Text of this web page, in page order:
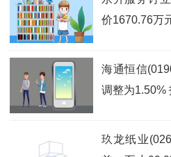
价1670.76万
海通恒信
调整为1.50%
玖龙纸业